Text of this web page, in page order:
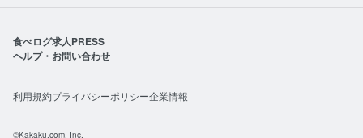
食べログ求人PRESS
ヘルプ・お問い合わせ
利用規約プライバシーポリシー企業情報
©Kakaku.com, Inc.